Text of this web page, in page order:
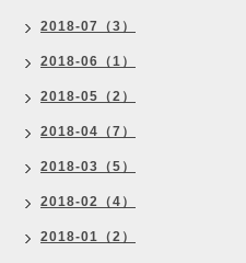
2018-07（3）
2018-06（1）
2018-05（2）
2018-04（7）
2018-03（5）
2018-02（4）
2018-01（2）